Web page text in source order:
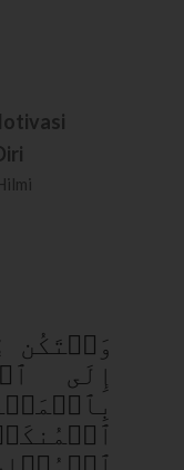
وَلۡتَكُن
إِلَى